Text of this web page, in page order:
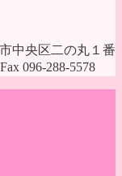
中央区二の丸１番
096-288-5578